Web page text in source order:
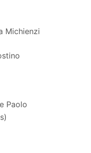
Michienzi
Paolo